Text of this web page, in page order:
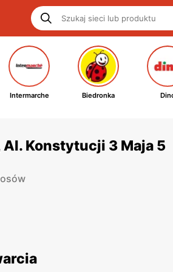
Intermarche Biedronka
Al. Konstytucji 3 Maja 5